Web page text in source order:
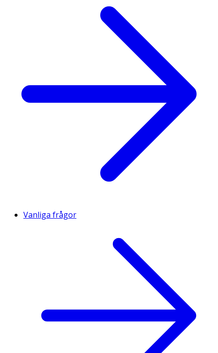
Vanliga frågor